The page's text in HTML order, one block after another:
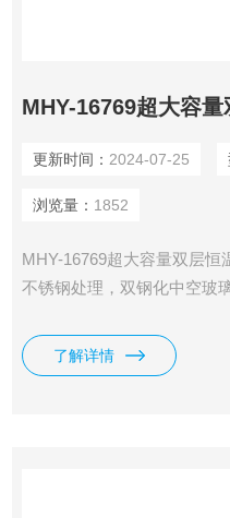
MHY-16769超大容
更新时间： 2024-07-25
浏览量： 1852
MHY-16769超大容量双层恒
不锈钢处理，双钢化中空玻
了解详情